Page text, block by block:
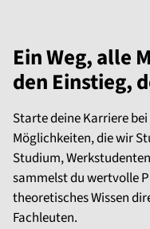
Ein Weg, alle
den Einstieg,
Starte deine Karriere
Möglichkeiten, die wir
Studium,
sammelst du wertvolle
theoretisches Wissen
Fachleuten.